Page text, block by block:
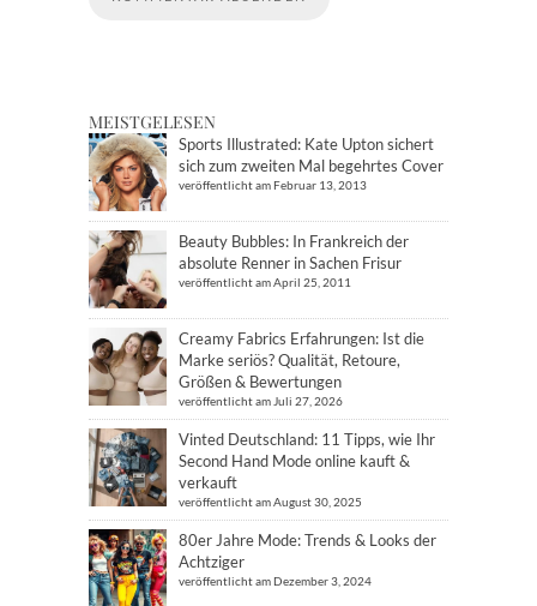
MEISTGELESEN
Sports Illustrated: Kate Upton sichert
sich zum zweiten Mal begehrtes Cover
veröffentlicht am Februar 13, 2013
Beauty Bubbles: In Frankreich der
absolute Renner in Sachen Frisur
veröffentlicht am April 25, 2011
Creamy Fabrics Erfahrungen: Ist die
Marke seriös? Qualität, Retoure,
Größen & Bewertungen
veröffentlicht am Juli 27, 2026
Vinted Deutschland: 11 Tipps, wie Ihr
Second Hand Mode online kauft &
verkauft
veröffentlicht am August 30, 2025
80er Jahre Mode: Trends & Looks der
Achtziger
veröffentlicht am Dezember 3, 2024